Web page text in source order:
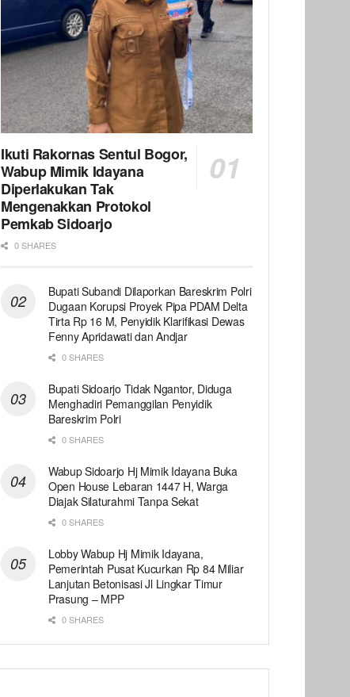
Ikuti Rakornas Sentul Bogor,
Wabup Mimik Idayana
Diperlakukan Tak
Mengenakkan Protokol
Pemkab Sidoarjo
0 SHARES
Bupati Subandi Dilaporkan Bareskrim Polri
Dugaan Korupsi Proyek Pipa PDAM Delta
Tirta Rp 16 M, Penyidik Klarifikasi Dewas
Fenny Apridawati dan Andjar
0 SHARES
Bupati Sidoarjo Tidak Ngantor, Diduga
Menghadiri Pemanggilan Penyidik
Bareskrim Polri
0 SHARES
Wabup Sidoarjo Hj Mimik Idayana Buka
Open House Lebaran 1447 H, Warga
Diajak Silaturahmi Tanpa Sekat
0 SHARES
Lobby Wabup Hj Mimik Idayana,
Pemerintah Pusat Kucurkan Rp 84 Miliar
Lanjutan Betonisasi Jl Lingkar Timur
Prasung – MPP
0 SHARES